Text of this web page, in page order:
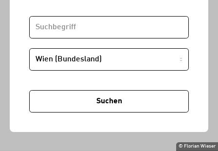
© Florian Wieser
SUCHBEGRIFF
STANDORT
Suchen